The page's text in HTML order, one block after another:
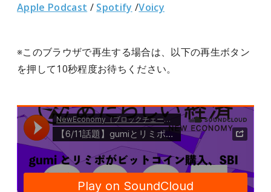
Apple Podcast / Spotify /Voicy
※このブラウザで再生する場合は、以下の再生ボタン
を押して10秒程度お待ちください。